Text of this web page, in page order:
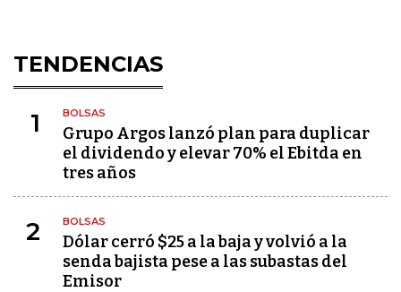
TENDENCIAS
1 BOLSAS
Grupo Argos lanzó plan para duplicar
el dividendo y elevar 70% el Ebitda en
tres años
2 BOLSAS
Dólar cerró $25 a la baja y volvió a la
senda bajista pese a las subastas del
Emisor